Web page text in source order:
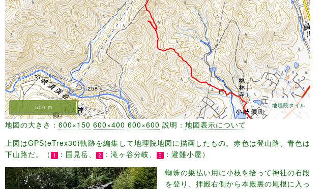
地理院タイル
500 m
地図の大きさ： 600×150 600×400 600×600 説明： 地図表示について
上図はGPS(eTrex30)軌跡を編集して地理院地図に描画したもの。赤色は登山路、青色は
下山路だ。（
：国見岳、 ：滝ヶ谷分岐、
：避難小屋）
蜘蛛の巣払い用に小枝を拾って神社の石段
を登り、拝殿右側から本殿裏の尾根に入っ